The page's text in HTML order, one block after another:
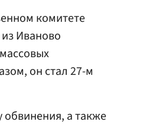
комитете
Иваново
он стал 27-м
а также